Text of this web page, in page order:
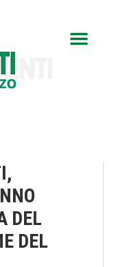
DEL
DEL